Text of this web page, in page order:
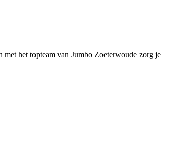
het topteam van Jumbo Zoeterwoude zorg je